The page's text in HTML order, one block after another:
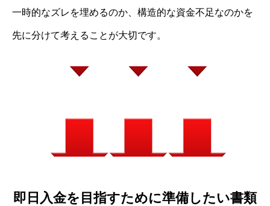
一時的なズレを埋めるのか、構造的な資金不足なのかを
先に分けて考えることが大切です。
即日入金を目指すために準備したい書類